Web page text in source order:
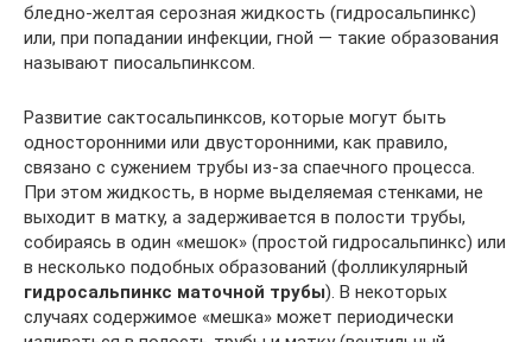
бледно-желтая серозная жидкость (гидросальпинкс)
или, при попадании инфекции, гной — такие образования
называют пиосальпинксом.
Развитие сактосальпинксов, которые могут быть
односторонними или двусторонними, как правило,
связано с сужением трубы из-за спаечного процесса.
При этом жидкость, в норме выделяемая стенками, не
выходит в матку, а задерживается в полости трубы,
собираясь в один «мешок» (простой гидросальпинкс) или
в несколько подобных образований (фолликулярный
гидросальпинкс маточной трубы). В некоторых
случаях содержимое «мешка» может периодически